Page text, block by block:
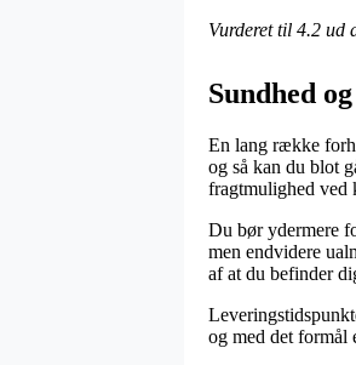
Vurderet til 4.2 ud
Sundhed
En lang række
og så kan du blot
fragtmulighed ved
Du bør ydermere
men endvidere
af at du befinder
og med det formål